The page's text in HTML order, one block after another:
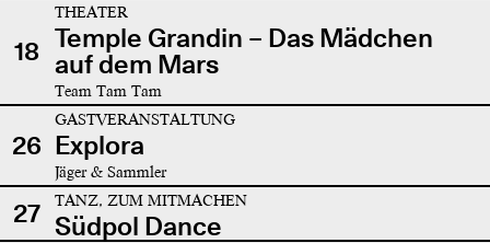
18
THEATER
Temple Grandin – Das Mädchen
auf dem Mars
Team Tam Tam
26
GASTVERANSTALTUNG
Explora
Jäger & Sammler
27 TANZ, ZUM MITMACHEN
Südpol Dance